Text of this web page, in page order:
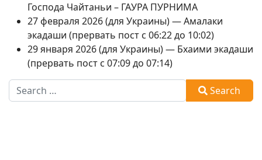
Господа Чайтаньи – ГАУРА ПУРНИМА
27 февраля 2026 (для Украины) — Амалаки
экадаши (прервать пост с 06:22 до 10:02)
29 января 2026 (для Украины) — Бхаими экадаши
(прервать пост с 07:09 до 07:14)
Search
Search